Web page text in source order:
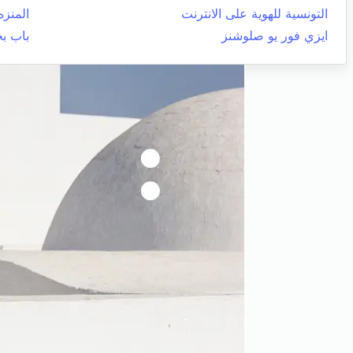
التونسية للهوية على الانترنت
ايزي فور يو صلوشنز
باب